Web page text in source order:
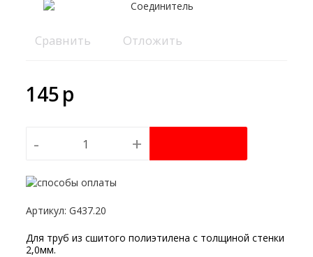
Сравнить Отложить
145p
- +
Артикул: G437.20
Для труб из сшитого полиэтилена с толщиной стенки
2,0мм.